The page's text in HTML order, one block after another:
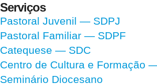
Serviços
Pastoral Juvenil — SDPJ
Pastoral Familiar — SDPF
Catequese — SDC
Centro de Cultura e Formação
Seminário Diocesano